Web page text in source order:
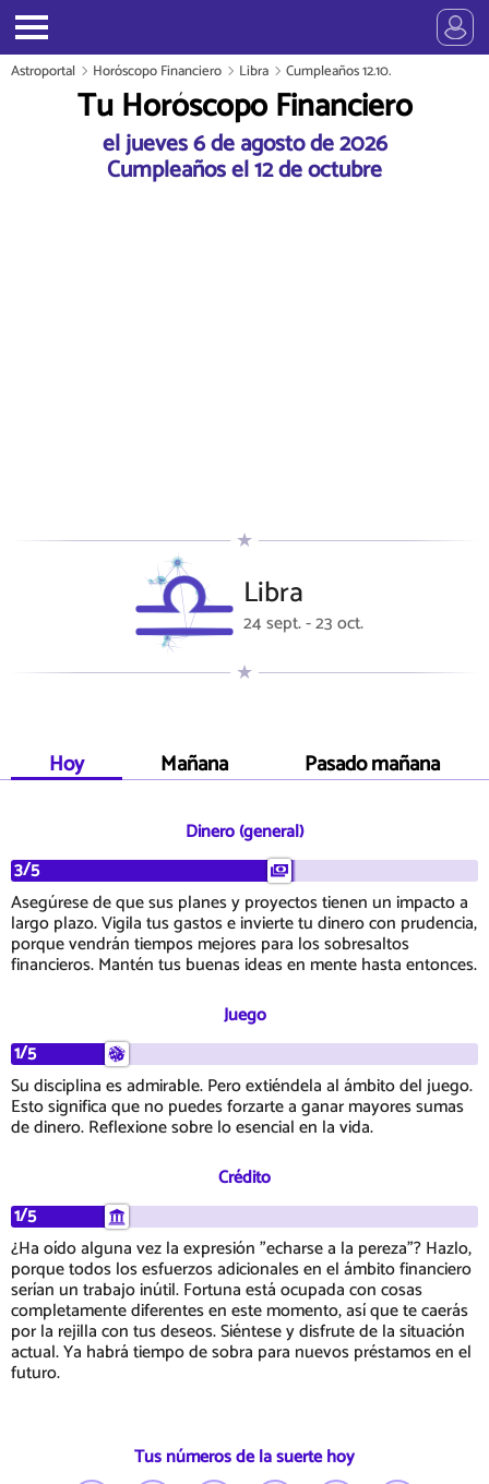
Astroportal Horóscopo Financiero Libra Cumpleaños 12.10.
Tu Horóscopo Financiero
el jueves 6 de agosto de 2026
Cumpleaños el 12 de octubre
Libra
24 sept. - 23 oct.
Hoy Mañana Pasado mañana
Dinero (general)
3/5
Asegúrese de que sus planes y proyectos tienen un impacto a
largo plazo. Vigila tus gastos e invierte tu dinero con prudencia,
porque vendrán tiempos mejores para los sobresaltos
financieros. Mantén tus buenas ideas en mente hasta entonces.
Juego
1/5
Su disciplina es admirable. Pero extiéndela al ámbito del juego.
Esto significa que no puedes forzarte a ganar mayores sumas
de dinero. Reflexione sobre lo esencial en la vida.
Crédito
1/5
¿Ha oído alguna vez la expresión "echarse a la pereza"? Hazlo,
porque todos los esfuerzos adicionales en el ámbito financiero
serían un trabajo inútil. Fortuna está ocupada con cosas
completamente diferentes en este momento, así que te caerás
por la rejilla con tus deseos. Siéntese y disfrute de la situación
actual. Ya habrá tiempo de sobra para nuevos préstamos en el
futuro.
Tus números de la suerte hoy